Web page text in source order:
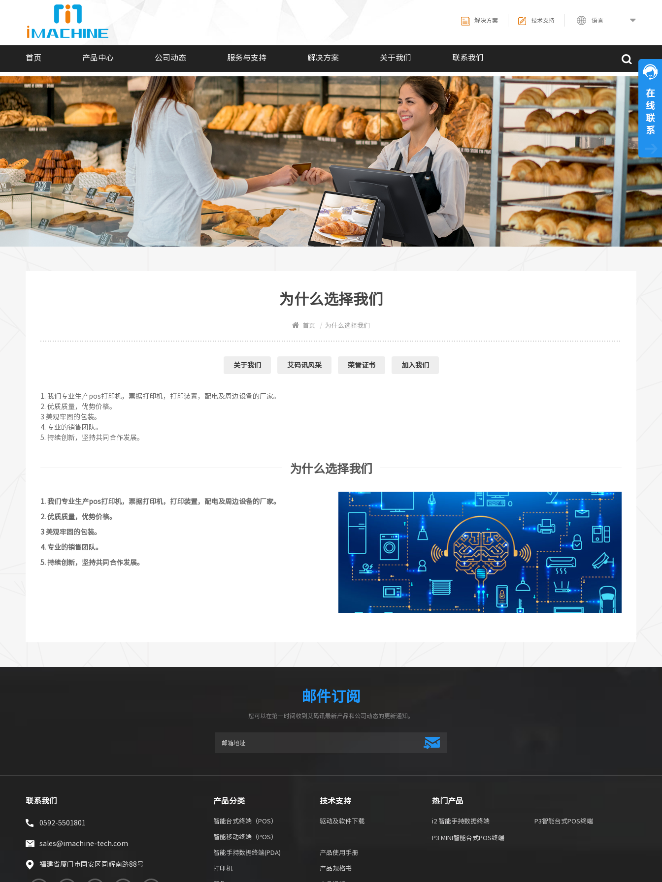
语言
解决方案 技术支持
首页 产品中心 公司动态 服务与支持 解决方案 关于我们 联系我们
为什么选择我们
首页 / 为什么选择我们
关于我们 艾码讯风采 荣誉证书 加入我们
1. 我们专业生产pos打印机，票据打印机，打印装置，配电及周边设备的厂家。
2. 优质质量，优势价格。
3 美观牢固的包装。
4. 专业的销售团队。
5. 持续创新，坚持共同 合作发展。
为什么选择我们
1. 我们专业生产pos打印机，票据打印机，打印装置，配电及周边设备的厂家。
2. 优质质量，优势价格。
3 美观牢固的包装。
4. 专业的销售团队。
5. 持续创新，坚持共同 合作发展。
邮件订阅
您可以在第一时间收到艾码讯最新产品和公司动态的更新通知。
联系我们
0592-5501801
sales@imachine-tech.com
福建省厦门市同安区同辉南路88号
产品分类
智能台式终端（POS）
智能移动终端（POS）
智能手持数据终端(PDA)
打印机
技术支持
驱动及软件下载
产品使用手册
产品规格书
热门产品
i2 智能手持数据终端 P3智能台式POS终端
P3 MINI智能台式POS终端